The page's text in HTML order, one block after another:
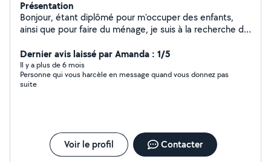
Présentation
Bonjour, étant diplômé pour m'occuper des enfants,
ainsi que pour faire du ménage, je suis à la recherche de
aider n'hésitez pas à me contacter cordialement
Dernier avis laissé par Amanda : 1/5
Il y a plus de 6 mois
Personne qui vous harcèle en message quand vous donnez pas
suite
Voir le profil Contacter